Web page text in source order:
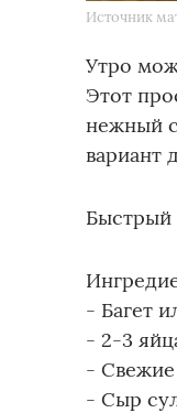
Источник
Утро
Этот
нежный
вариант
Быстрый
- Багет
- 2-3
-
- Сыр